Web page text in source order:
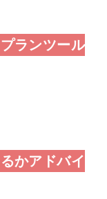
ランツール
かアドバイ